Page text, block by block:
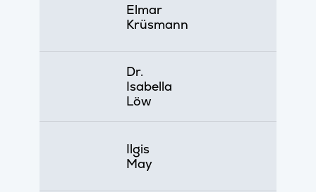
Elmar
Krüsmann
Dr.
Isabella
Löw
Ilgis
May